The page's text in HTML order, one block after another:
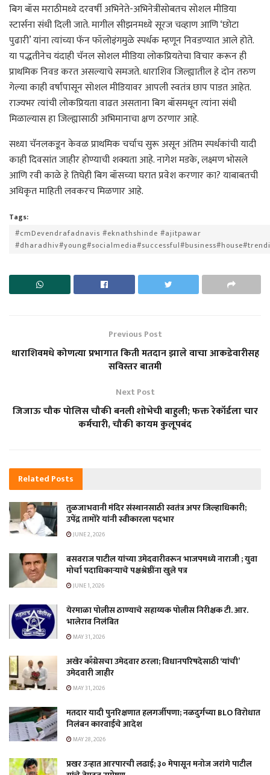
बिग बॉस मराठीमध्ये दरवर्षी अभिनेते-अभिनेत्रींसोबतच सोशल मीडिया
स्टार्सना संधी दिली जाते. मागील सीझनमध्ये सूरज चव्हाण आणि ‘छोटा
पुढारी’ यांना त्यांच्या फॅन फॉलोइंगमुळे स्पर्धक म्हणून निवडण्यात आले होते.
या पद्धतीनेच यंदाही चॅनल सोशल मीडिया लोकप्रियतेचा विचार करून ही
प्राथमिक निवड करत असल्याचे समजते. धाराशिव जिल्ह्यातील हे दोन तरुण
गेल्या काही वर्षांपासून सोशल मीडियावर आपली स्वतंत्र छाप पाडत आहेत.
राज्यभर त्यांची लोकप्रियता वाढत असताना बिग बॉसमधून त्यांना संधी
मिळाल्यास हा जिल्ह्यासाठी अभिमानाचा क्षण ठरणार आहे.
सध्या चॅनलकडून केवळ प्राथमिक चर्चाच सुरू असून अंतिम स्पर्धकांची यादी
काही दिवसांत जाहीर होण्याची शक्यता आहे. नागेश मडके, लक्ष्मण भोसले
आणि रवी काळे हे तिघेही बिग बॉसच्या घरात प्रवेश करणार का? याबाबतची
अधिकृत माहिती लवकरच मिळणार आहे.
Tags:
#cmDevendrafadnavis #eknathshinde #ajitpawar
Previous Post
धाराशिवमधे कोणत्या प्रभागात किती मतदान झाले वाचा आकडेवारीसह
सविस्तर बातमी
Next Post
जिजाऊ चौक पोलिस चौकी बनली शोभेची बाहुली; फक्त रेकॉर्डला चार
कर्मचारी, चौकी कायम कुलूपबंद
Related Posts
तुळजाभवानी मंदिर संस्थानसाठी स्वतंत्र अपर जिल्हाधिकारी;
उपेंद्र तामोरे यांनी स्वीकारला पदभार
JUNE 2, 2026
बसवराज पाटील यांच्या उमेदवारीवरून भाजपमध्ये नाराजी ; युवा
मोर्चा पदाधिकाऱ्याचे पक्षश्रेष्ठींना खुले पत्र
JUNE 1, 2026
येरमाळा पोलीस ठाण्याचे सहाय्यक पोलीस निरीक्षक टी. आर.
भालेराव निलंबित
MAY 31, 2026
अखेर काँग्रेसचा उमेदवार ठरला; विधानपरिषदेसाठी ‘यांची’
उमेदवारी जाहीर
MAY 31, 2026
मतदार यादी पुनरिक्षणात हलगर्जीपणा; नळदुर्गच्या BLO विरोधात
निलंबन कारवाईचे आदेश
MAY 28, 2026
प्रखर उन्हात आरपारची लढाई; ३० मेपासून मनोज जरांगे पाटील